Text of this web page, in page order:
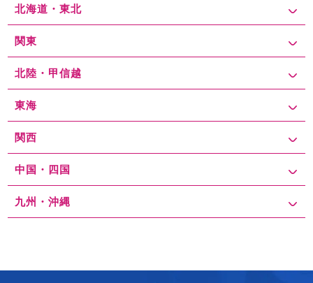
北海道・東北
関東
北陸・甲信越
東海
関西
中国・四国
九州・沖縄